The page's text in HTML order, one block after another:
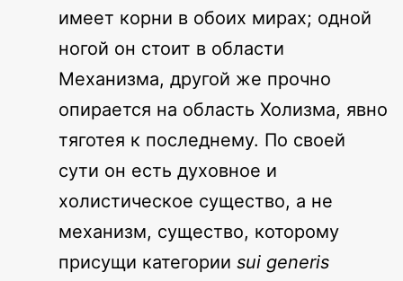
имеет корни в обоих мирах; одной
ногой он стоит в области
Механизма, другой же прочно
опирается на область Холизма, явно
тяготея к последнему. По своей
сути он есть духовное и
холистическое существо, а не
механизм, существо, которому
присущи категории sui generis